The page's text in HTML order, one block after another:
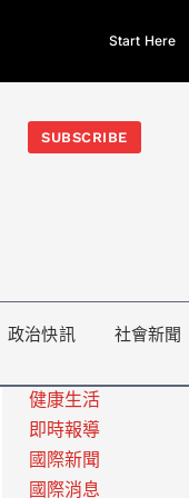
今日熱門新聞TOP3｜西
Start Here
SUBSCRIBE
政治快訊 社會新聞
健康生活
即時報導
國際新聞
國際消息